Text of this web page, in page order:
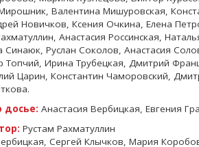
Валентина Мишуровская,
Новичков, Ксения Очкина, Елена
Анастасия Россинская,
Синаюк, Руслан Соколов, Анастасия
Ирина Трубецкая, Дмитрий
Царин, Константин Чаморовский,
досье: Анастасия Вербицкая, Евгения
Рустам Рахматуллин
Сергей Клычков, Мария